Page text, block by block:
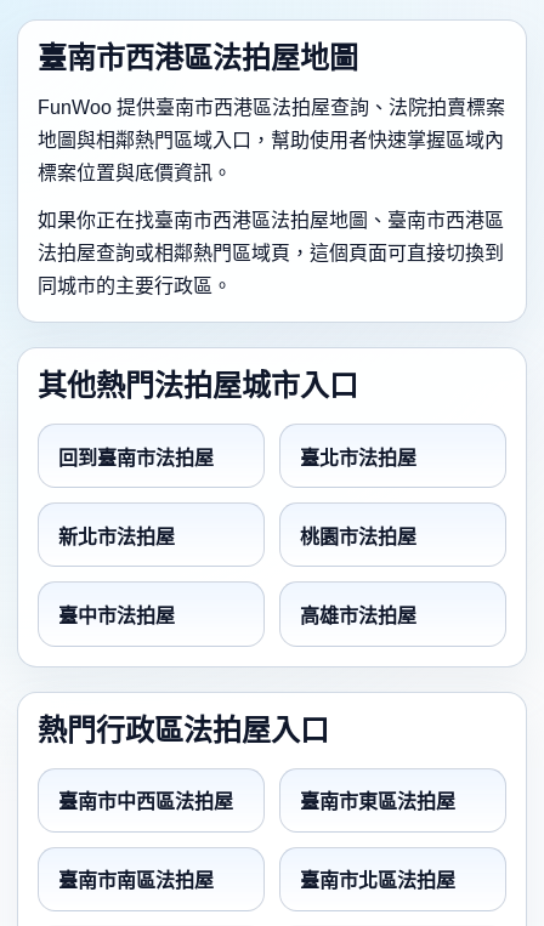
臺南市西港區法拍屋地圖
FunWoo 提供臺南市西港區法拍屋查詢、法院拍賣標案
地圖與相鄰熱門區域入口，幫助使用者快速掌握區域內
標案位置與底價資訊。
如果你正在找臺南市西港區法拍屋地圖、臺南市西港區
法拍屋查詢或相鄰熱門區域頁，這個頁面可直接切換到
同城市的主要行政區。
其他熱門法拍屋城市入口
回到臺南市法拍屋 臺北市法拍屋
新北市法拍屋 桃園市法拍屋
臺中市法拍屋 高雄市法拍屋
熱門行政區法拍屋入口
臺南市中西區法拍屋 臺南市東區法拍屋
臺南市南區法拍屋 臺南市北區法拍屋